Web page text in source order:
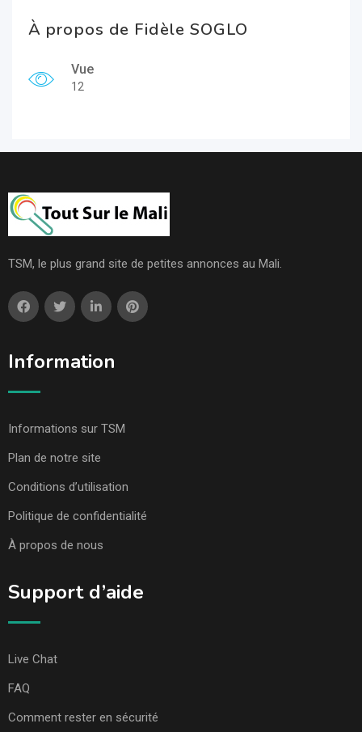
À propos de Fidèle SOGLO
Vue
12
TSM, le plus grand site de petites annonces au Mali.
Information
Informations sur TSM
Plan de notre site
Conditions d’utilisation
Politique de confidentialité
À propos de nous
Support d’aide
Live Chat
FAQ
Comment rester en sécurité